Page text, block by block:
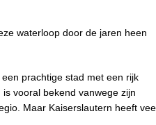
waterloop door de jaren heen
prachtige stad met een rijk
vooral bekend vanwege zijn
Maar Kaiserslautern heeft